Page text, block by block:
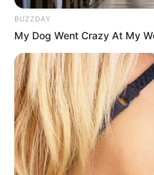
ομαδοποιημένη ανά
υπάρχει σαφές τίμημα).
Γράφω καθαρά πότε
παραχώρηση.
Σημαντική σημείωση
Δεν υπάρχει μία ενιαία
ακριβή τιμήματα, γιατί:
• πολλές πράξεις είναι
αγοραπωλησίες),
BUZZDAY
My Dog Went Crazy At My